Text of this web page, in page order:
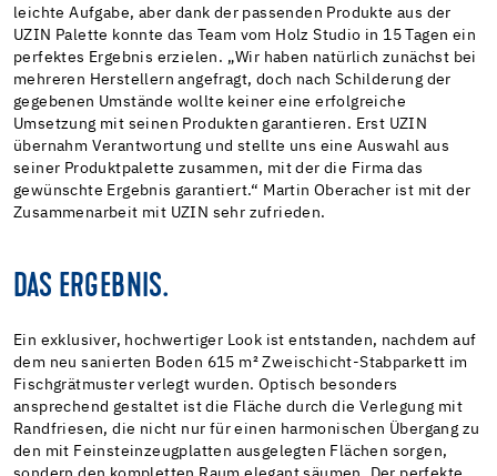
leichte Aufgabe, aber dank der passenden Produkte aus der
UZIN Palette konnte das Team vom Holz Studio in 15 Tagen ein
perfektes Ergebnis erzielen. „Wir haben natürlich zunächst bei
mehreren Herstellern angefragt, doch nach Schilderung der
gegebenen Umstände wollte keiner eine erfolgreiche
Umsetzung mit seinen Produkten garantieren. Erst UZIN
übernahm Verantwortung und stellte uns eine Auswahl aus
seiner Produktpalette zusammen, mit der die Firma das
gewünschte Ergebnis garantiert.“ Martin Oberacher ist mit der
Zusammenarbeit mit UZIN sehr zufrieden.
DAS ERGEBNIS.
Ein exklusiver, hochwertiger Look ist entstanden, nachdem auf
dem neu sanierten Boden 615 m² Zweischicht-Stabparkett im
Fischgrätmuster verlegt wurden. Optisch besonders
ansprechend gestaltet ist die Fläche durch die Verlegung mit
Randfriesen, die nicht nur für einen harmonischen Übergang zu
den mit Feinsteinzeugplatten ausgelegten Flächen sorgen,